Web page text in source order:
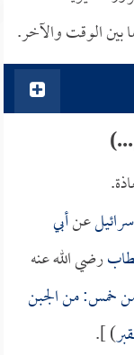
بين الوقت والآخر.
عنأبي
رضي الله عنه
من خمس: من الجبن
) ].